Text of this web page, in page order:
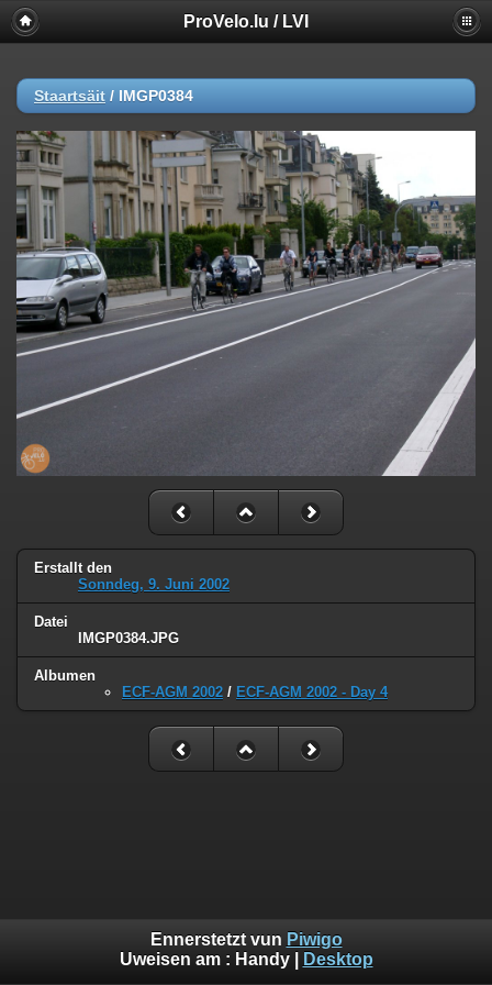
ProVelo.lu / LVI
Staartsäit / IMGP0384
Erstallt den
Sonndeg, 9. Juni 2002
Datei
IMGP0384.JPG
Albumen
ECF-AGM 2002 / ECF-AGM 2002 - Day 4
Ennerstetzt vun Piwigo
Uweisen am : Handy| Desktop